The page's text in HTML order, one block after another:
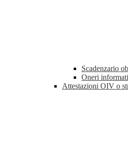
Scadenzario
Oneri
Attestazioni OIV o